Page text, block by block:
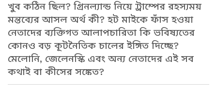
খুব কঠিন ছিল? গ্রিনল্যান্ড নিয়ে ট্রাম্পের রহস্যময়
মন্তব্যের আসল অর্থ কী? হট মাইকে ফাঁস হওয়া
নেতাদের ব্যক্তিগত আলাপচারিতা কি ভবিষ্যতের
কোনও বড় কূটনৈতিক চালের ইঙ্গিত দিচ্ছে?
মেলোনি, জেলেনস্কি এবং অন্য নেতাদের এই সব
কথাই বা কীসের সঙ্কেত?